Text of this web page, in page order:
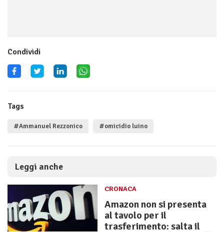
Condividi
Tags
#Ammanuel Rezzonico #omicidio luino
Leggi anche
CRONACA
Amazon non si presenta
al tavolo per il
trasferimento: salta il